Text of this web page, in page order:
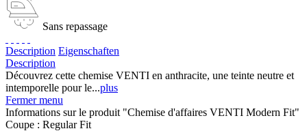
Sans repassage
Description Eigenschaften
Description
Découvrez cette chemise VENTI en anthracite, une teinte neutre et
intemporelle pour le...plus
Fermer menu
Informations sur le produit "Chemise d'affaires VENTI Modern Fit"
Coupe : Regular Fit